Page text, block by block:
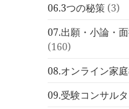
06.3つの秘策 (3)
07.出願・小論・
(160)
08.オンライン家
09.受験コンサル